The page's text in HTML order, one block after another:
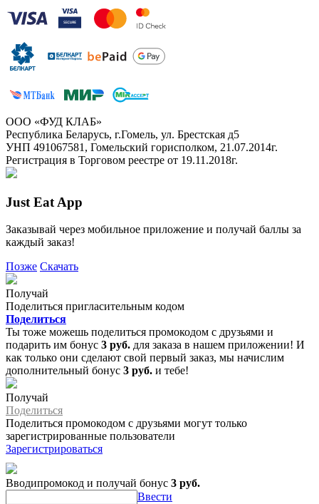
ООО «ФУД КЛАБ»
Республика Беларусь, г.Гомель, ул. Брестская д5
УНП 491067581, Гомельский горисполком, 21.07.2014г.
Регистрация в Торговом реестре от 19.11.2018г.
Just Eat App
Заказывай через мобильное приложение и получай баллы за
каждый заказ!
Позже Скачать
Получай
Поделиться пригласительным кодом
Поделиться
Ты тоже можешь поделиться промокодом с друзьями и
подарить им бонус 3 руб. для заказа в нашем приложении! И
как только они сделают свой первый заказ, мы начислим
дополнительный бонус 3 руб. и тебе!
Получай
Поделиться
Поделиться промокодом с друзьями могут только
зарегистрированные пользователи
Зарегистрироваться
Вводипромокод и получай бонус 3 руб.
Ввести